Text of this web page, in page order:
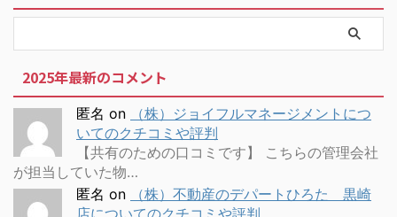
2025年最新のコメント
匿名 on
（株）ジョイフルマネージメントにつ
いてのクチコミや評判
【共有のための口コミです】 こちらの管理会社
が担当していた物…
匿名 on
（株）不動産のデパートひろた 黒崎